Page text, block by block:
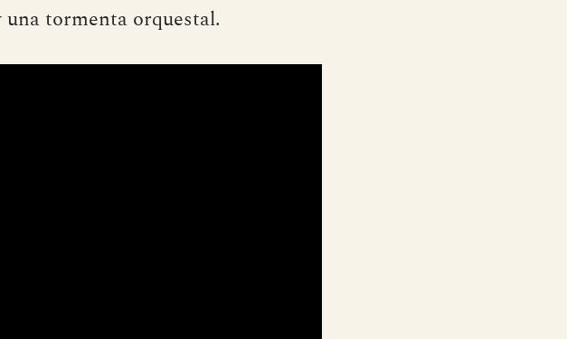
tormenta orquestal.